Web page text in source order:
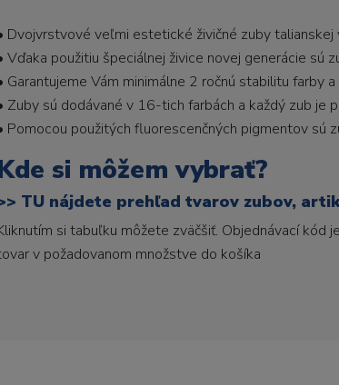
Dvojvrstvové veľmi estetické živičné zuby
Vďaka použitiu špeciálnej živice novej generácie sú
Garantujeme Vám minimálne 2 ročnú stabilitu farby
Zuby sú dodávané v 16-tich farbách a každý zub je
Pomocou použitých fluorescenčných pigmentov sú
si môžem vybrať?
TU nájdete prehľad tvarov zubov,
si tabuľku môžete zväčšiť. Objednávací
v požadovanom množstve do košíka